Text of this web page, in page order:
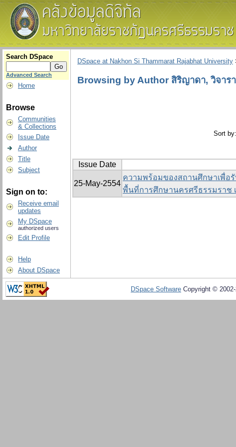
Search DSpace
Advanced Search
Home
Browse
Communities
& Collections
Issue Date
Author
Title
Subject
Sign on to:
Receive email
updates
My DSpace
authorized users
Edit Profile
Help
About DSpace
DSpace at Nakhon Si Thammarat Rajabhat University
Browsing by Author สิริญาดา, วิจาร
Sort by:
Issue Date
25-May-2554
ความพร้อมของสถานศึกษาเพื่อ
พื้นที่การศึกษานครศรีธรรมราช
DSpace Software Copyright ©